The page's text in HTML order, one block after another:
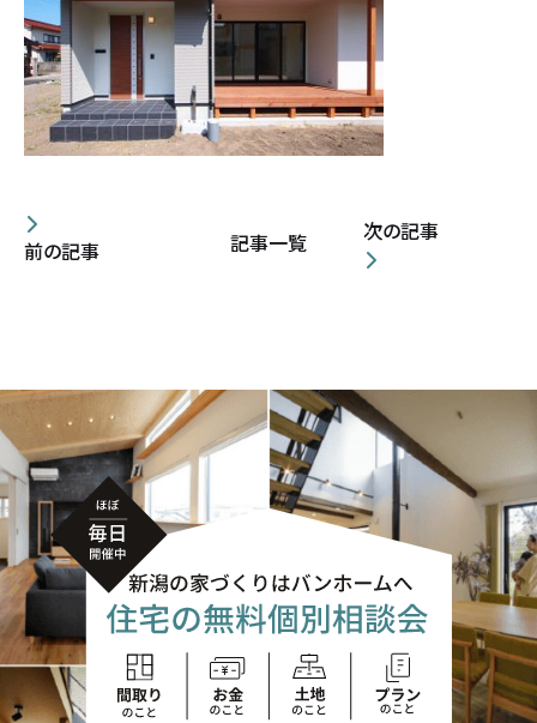
設計・デザイン
耐震・断熱
家づくりの流れ
セミオーダー住宅
会社概要
お客様の声
ブログ
住宅の無料相談会
カタログ請求
採用情報
不動産情報
前の記事 記事一覧 次の記事